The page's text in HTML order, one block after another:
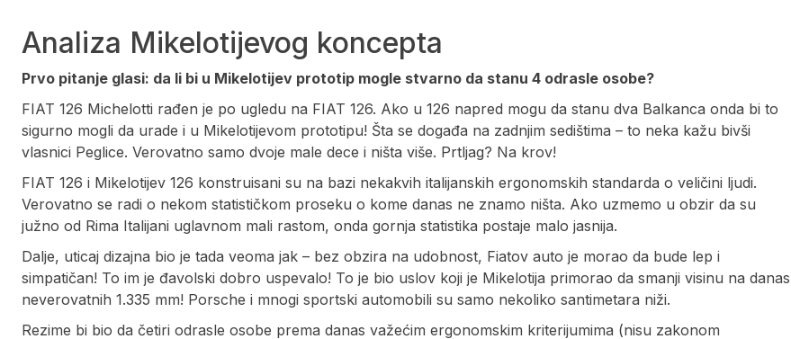
Analiza Mikelotijevog koncepta
Prvo pitanje glasi: da li bi u Mikelotijev prototip mogle stvarno da stanu 4 odrasle osobe?
FIAT 126 Michelotti rađen je po ugledu na FIAT 126. Ako u 126 napred mogu da stanu dva Balkanca onda bi to
sigurno mogli da urade i u Mikelotijevom prototipu! Šta se događa na zadnjim sedištima – to neka kažu bivši
vlasnici Peglice. Verovatno samo dvoje male dece i ništa više. Prtljag? Na krov!
FIAT 126 i Mikelotijev 126 konstruisani su na bazi nekakvih italijanskih ergonomskih standarda o veličini ljudi.
Verovatno se radi o nekom statističkom proseku o kome danas ne znamo ništa. Ako uzmemo u obzir da su
južno od Rima Italijani uglavnom mali rastom, onda gornja statistika postaje malo jasnija.
Dalje, uticaj dizajna bio je tada veoma jak – bez obzira na udobnost, Fiatov auto je morao da bude lep i
simpatičan! To im je đavolski dobro uspevalo! To je bio uslov koji je Mikelotija primorao da smanji visinu na danas
neverovatnih 1.335 mm! Porsche i mnogi sportski automobili su samo nekoliko santimetara niži.
Rezime bi bio da četiri odrasle osobe prema danas važećim ergonomskim kriterijumima (nisu zakonom